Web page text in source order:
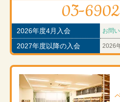
03-
2026年度4月入会 お問
2027年度以降の入会 2026